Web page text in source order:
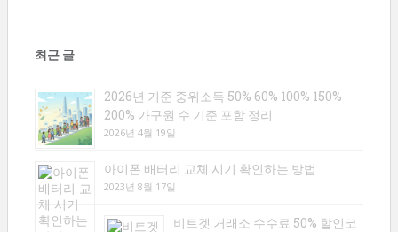
최근 글
2026년 기준 중위소득 50% 60% 100% 150%
200% 가구원 수 기준 포함 정리
2026년 4월 19일
아이폰 배터리 교체 시기 확인하는 방법
2023년 8월 17일
비트겟 거래소 수수료 50% 할인코